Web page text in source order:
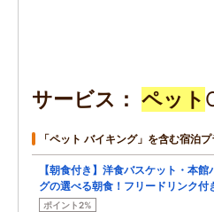
サービス ペット
「ペット バイキング」を含む宿泊
【朝食付き】洋食バスケット・本館
グの選べる朝食！フリードリンク付
ポイント2%